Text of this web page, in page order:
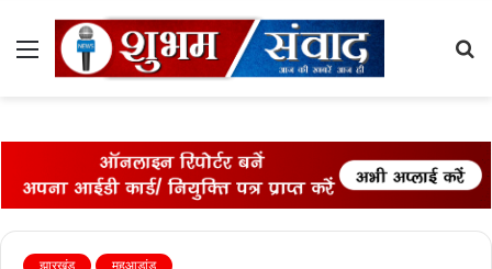
Menu
झारखंड महुआडांड़